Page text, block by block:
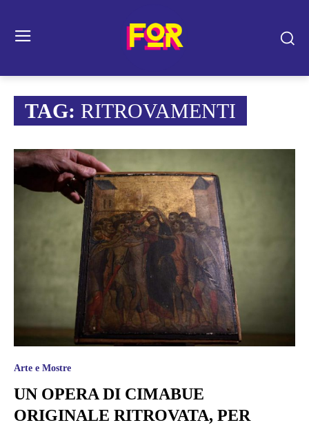
TAG: RITROVAMENTI
Arte e Mostre
UN OPERA DI CIMABUE
ORIGINALE RITROVATA, PER